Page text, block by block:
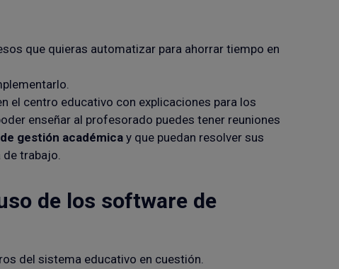
que quieras automatizar para ahorrar tiempo en
el centro educativo con explicaciones para los
enseñar al profesorado puedes tener reuniones
gestión académica y que puedan resolver sus
de trabajo.
de los software de
del sistema educativo en cuestión.